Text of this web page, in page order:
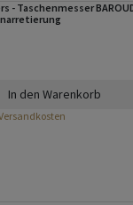
- Taschenmesser
In den Warenkorb